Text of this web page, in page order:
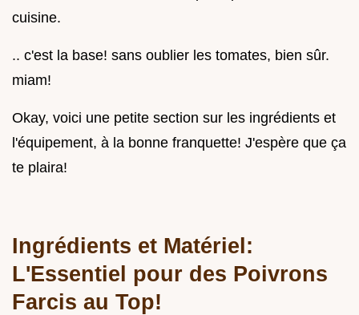
cuisine.
.. c'est la base! sans oublier les tomates, bien sûr.
miam!
Okay, voici une petite section sur les ingrédients et
l'équipement, à la bonne franquette! J'espère que ça
te plaira!
Ingrédients et Matériel:
L'Essentiel pour des Poivrons
Farcis au Top!